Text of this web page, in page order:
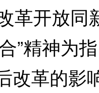
革开放同
”精神为
改革的影